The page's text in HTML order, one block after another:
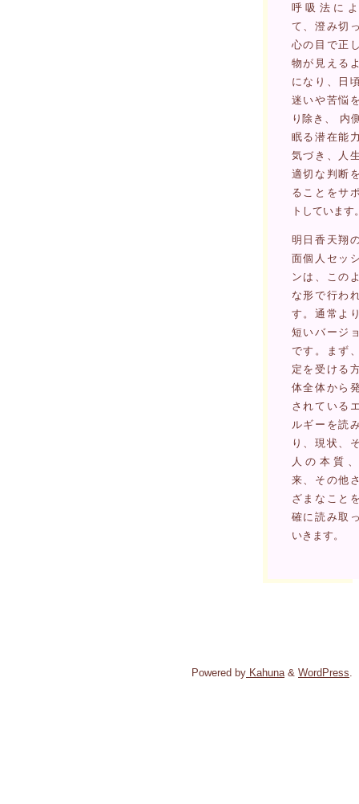
呼吸法に
て、澄み切
心の目で正
物が見える
になり、日
迷いや苦悩
り除き、 内
眠る潜在能
気づき、人
適切な判断
ることをサ
トしています
明日香天翔
面個人セッ
ンは、この
な形で行わ
す。通常よ
短いバージ
です。まず
定を受ける
体全体から
されている
ルギーを読
り、現状、
人の本質
来、その他
ざまなこと
確に読み取
いきます。
Powered by Kahuna& WordPress.